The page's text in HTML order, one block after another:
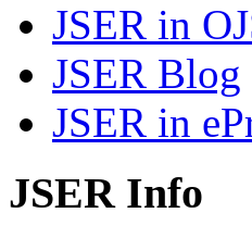
JSER in
JSER Blog
JSER in
JSER Info